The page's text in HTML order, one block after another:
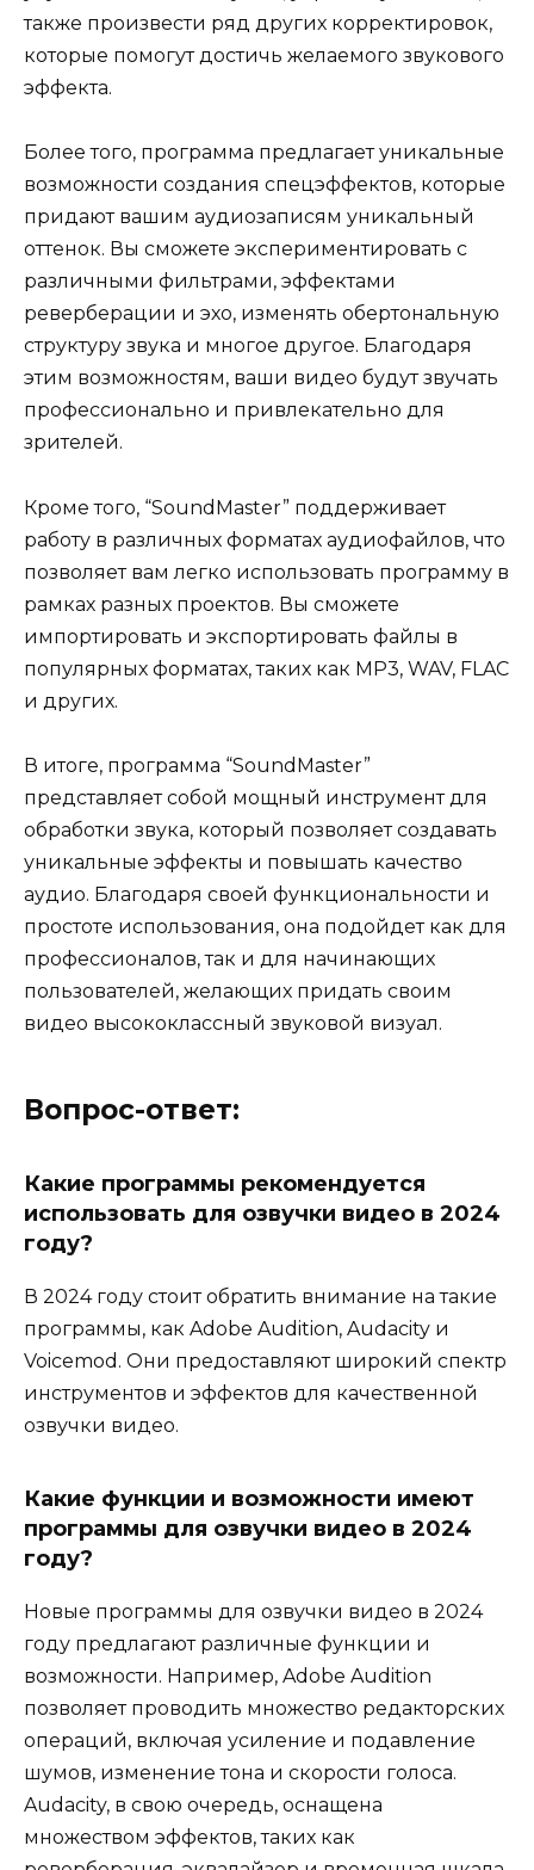
также произвести ряд других корректировок,
которые помогут достичь желаемого звукового
эффекта.
Более того, программа предлагает уникальные
возможности создания спецэффектов, которые
придают вашим аудиозаписям уникальный
оттенок. Вы сможете экспериментировать с
различными фильтрами, эффектами
реверберации и эхо, изменять обертональную
структуру звука и многое другое. Благодаря
этим возможностям, ваши видео будут звучать
профессионально и привлекательно для
зрителей.
Кроме того, “SoundMaster” поддерживает
работу в различных форматах аудиофайлов, что
позволяет вам легко использовать программу в
рамках разных проектов. Вы сможете
импортировать и экспортировать файлы в
популярных форматах, таких как MP3, WAV, FLAC
и других.
В итоге, программа “SoundMaster”
представляет собой мощный инструмент для
обработки звука, который позволяет создавать
уникальные эффекты и повышать качество
аудио. Благодаря своей функциональности и
простоте использования, она подойдет как для
профессионалов, так и для начинающих
пользователей, желающих придать своим
видео высококлассный звуковой визуал.
Вопрос-ответ:
Какие программы рекомендуется
использовать для озвучки видео в 2024
году?
В 2024 году стоит обратить внимание на такие
программы, как Adobe Audition, Audacity и
Voicemod. Они предоставляют широкий спектр
инструментов и эффектов для качественной
озвучки видео.
Какие функции и возможности имеют
программы для озвучки видео в 2024
году?
Новые программы для озвучки видео в 2024
году предлагают различные функции и
возможности. Например, Adobe Audition
позволяет проводить множество редакторских
операций, включая усиление и подавление
шумов, изменение тона и скорости голоса.
Audacity, в свою очередь, оснащена
множеством эффектов, таких как